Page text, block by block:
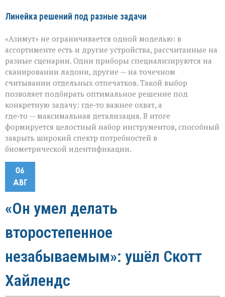
Линейка решений под разные задачи
«Азимут» не ограничивается одной моделью: в
ассортименте есть и другие устройства, рассчитанные на
разные сценарии. Одни приборы специализируются на
сканировании ладони, другие — на точечном
считывании отдельных отпечатков. Такой выбор
позволяет подбирать оптимальное решение под
конкретную задачу: где‑то важнее охват, а
где‑то — максимальная детализация. В итоге
формируется целостный набор инструментов, способный
закрыть широкий спектр потребностей в
биометрической идентификации.
06
АВГ
«Он умел делать
второстепенное
незабываемым»: ушёл Скотт
Хайлендс